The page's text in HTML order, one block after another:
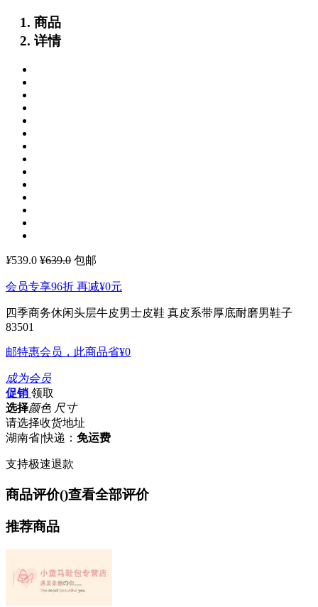
商品
详情
¥539.0 ¥639.0 包邮
会员专享96折 再减¥0元
四季商务休闲头层牛皮男士皮鞋 真皮系带厚底耐磨男鞋子
83501
邮特惠会员，此商品省¥0
成为会员
促销 领取
选择颜色 尺寸
请选择收货地址
湖南省|快递： 免运费
支持极速退款
商品评价()查看全部评价
推荐商品